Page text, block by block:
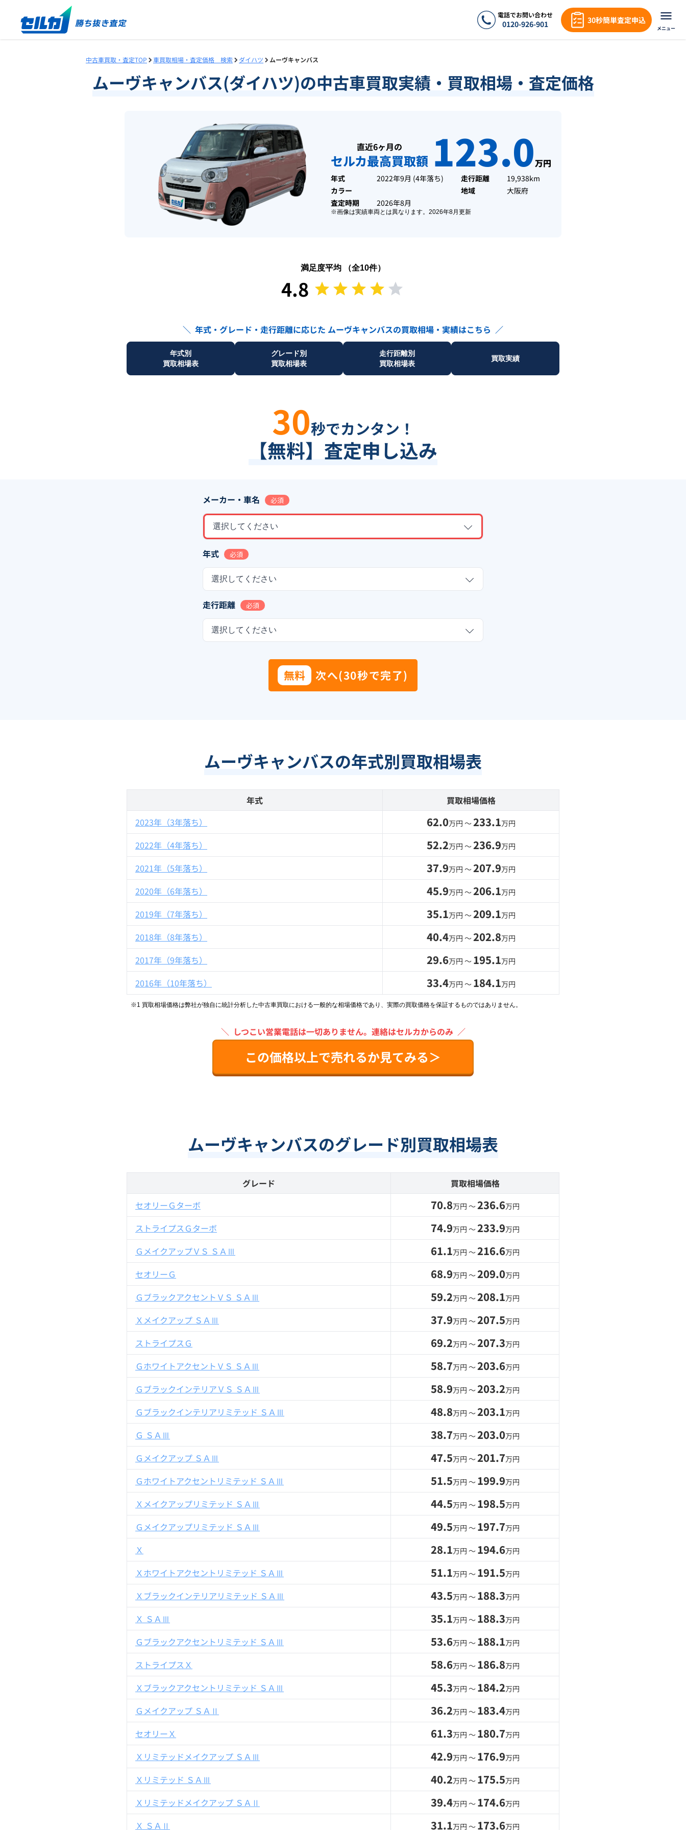
電話でお問い合わせ
0120-926-901 30秒簡単査定申込
メニュー
中古車買取・査定TOP 車買取相場・査定価格 検索 ダイハツ ムーヴキャンバス
ムーヴキャンバス(ダイハツ)の中古車買取実績・買取相場・査定価格
直近6ヶ月の
セルカ最高買取額 123.0万円
年式 2022年9月 (4年落ち) 走行距離
19,938km
カラー
地域
大阪府
査定時期
2026年8月
※画像は実績車両とは異なります。 2026年8月 更新
満足度平均 （全10件）
4.8
＼ 年式・グレード・走行距離に応じた ムーヴキャンバスの買取相場・実績はこちら ／
年式別
買取相場表
グレード別
買取相場表
走行距離別
買取相場表
買取実績
30秒でカンタン！
【無料】査定申し込み
メーカー・車名 必須
選択してください
年式 必須
選択してください
走行距離 必須
選択してください
無料 次へ(30秒で完了)
ムーヴキャンバスの年式別買取相場表
年式
買取相場価格
2023年（3年落ち）
62.0万円 〜233.1万円
2022年（4年落ち） 52.2万円 〜236.9万円
2021年（5年落ち） 37.9万円 〜207.9万円
2020年（6年落ち） 45.9万円 〜206.1万円
2019年（7年落ち） 35.1万円 〜209.1万円
2018年（8年落ち） 40.4万円 〜202.8万円
2017年（9年落ち） 29.6万円 〜 195.1万円
2016年（10年落ち） 33.4万円 〜 184.1万円
※1 買取相場価格は弊社が独自に統計分析した中古車買取における一般的な相場価格であり、実際の買取価格を保証するものではありません。
＼ しつこい営業電話は一切ありません。 連絡はセルカからのみ ／
この価格以上で売れるか見てみる＞
ムーヴキャンバスのグレード別買取相場表
グレード
買取相場価格
セオリーＧターボ
70.8万円 〜236.6万円
ストライプスＧターボ 74.9万円 〜233.9万円
ＧメイクアップＶＳ ＳＡⅢ 61.1万円 〜216.6万円
セオリーＧ 68.9万円 〜209.0万円
ＧブラックアクセントＶＳ ＳＡⅢ 59.2万円 〜208.1万円
Ｘメイクアップ ＳＡⅢ 37.9万円 〜207.5万円
ストライプスＧ 69.2万円 〜207.3万円
ＧホワイトアクセントＶＳ ＳＡⅢ 58.7万円 〜203.6万円
ＧブラックインテリアＶＳ ＳＡⅢ 58.9万円 〜203.2万円
Ｇブラックインテリアリミテッド ＳＡⅢ 48.8万円 〜203.1万円
Ｇ ＳＡⅢ 38.7万円 〜203.0万円
Ｇメイクアップ ＳＡⅢ 47.5万円 〜201.7万円
Ｇホワイトアクセントリミテッド ＳＡⅢ 51.5万円 〜 199.9万円
Ｘメイクアップリミテッド ＳＡⅢ 44.5万円 〜 198.5万円
Ｇメイクアップリミテッド ＳＡⅢ 49.5万円 〜 197.7万円
Ｘ 28.1万円 〜 194.6万円
Ｘホワイトアクセントリミテッド ＳＡⅢ 51.1万円 〜 191.5万円
Ｘブラックインテリアリミテッド ＳＡⅢ 43.5万円 〜 188.3万円
Ｘ ＳＡⅢ 35.1万円 〜 188.3万円
Ｇブラックアクセントリミテッド ＳＡⅢ 53.6万円 〜 188.1万円
ストライプスＸ 58.6万円 〜 186.8万円
Ｘブラックアクセントリミテッド ＳＡⅢ 45.3万円 〜 184.2万円
Ｇメイクアップ ＳＡⅡ 36.2万円 〜 183.4万円
セオリーＸ 61.3万円 〜 180.7万円
Ｘリミテッドメイクアップ ＳＡⅢ 42.9万円 〜 176.9万円
Ｘリミテッド ＳＡⅢ 40.2万円 〜 175.5万円
Ｘリミテッドメイクアップ ＳＡⅡ 39.4万円 〜 174.6万円
Ｘ ＳＡⅡ 31.1万円 〜 173.6万円